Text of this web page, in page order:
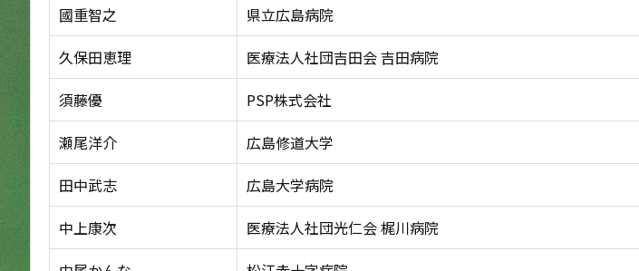
國重智之
県立広島病院
久保田恵理
医療法人社団吉田会 吉田病院
須藤優
PSP株式会社
瀬尾洋介
広島修道大学
田中武志
広島大学病院
中上康次
医療法人社団光仁会 梶川病院